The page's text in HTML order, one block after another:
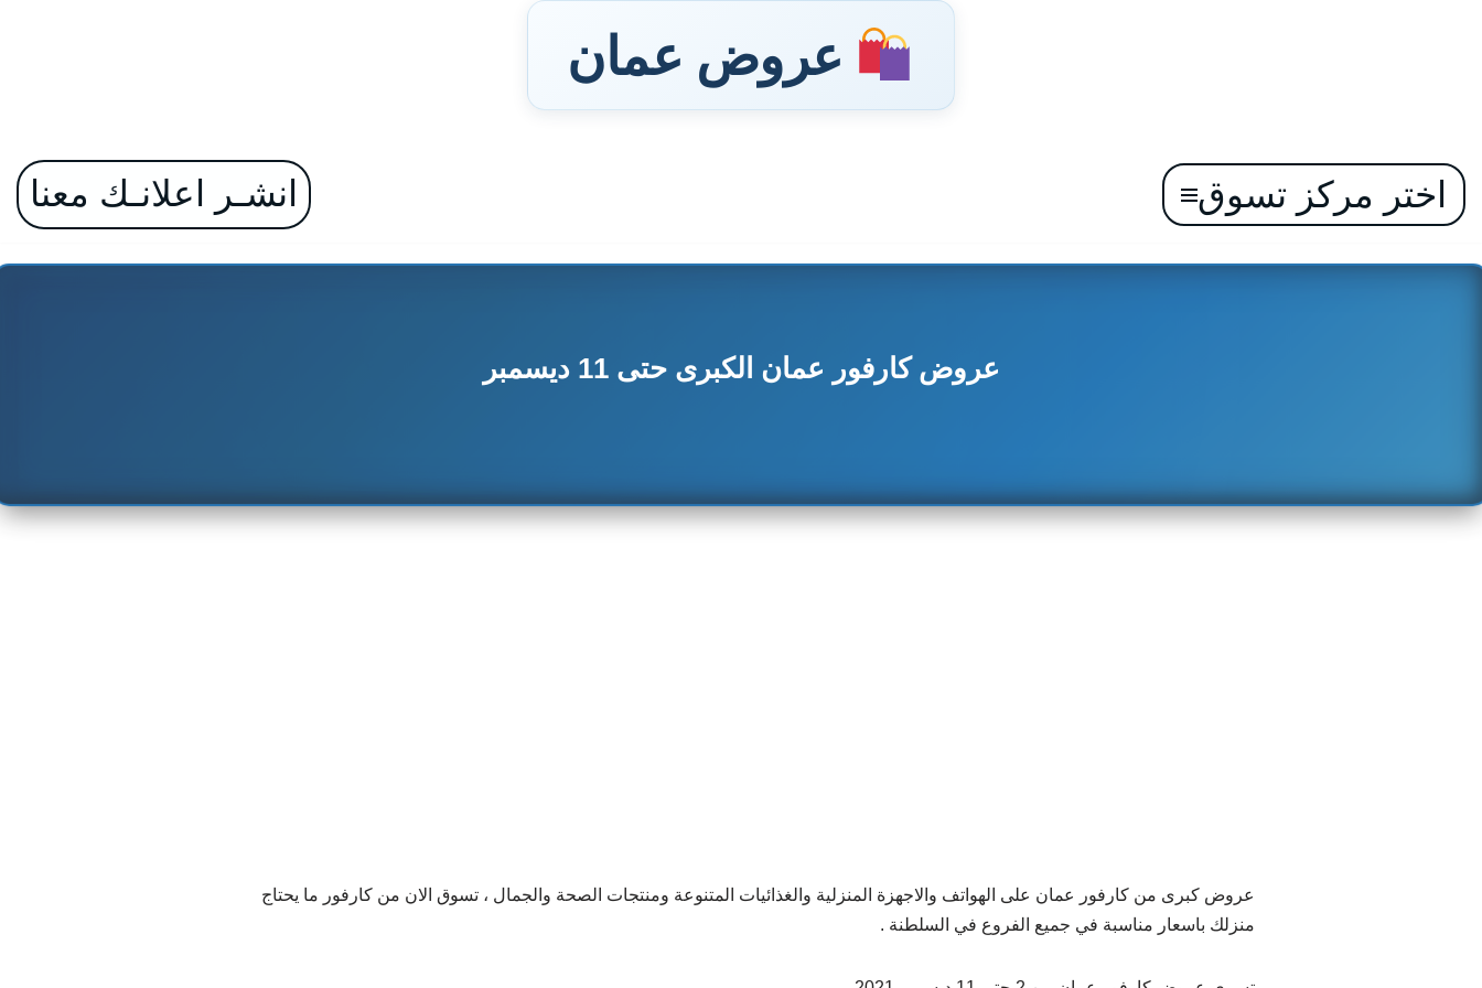
عروض عمان
تخطى
المحتوى
اختر مركز تسوق انشـر اعلانـك معنا
عروض كارفور عمان الكبرى حتى 11 ديسمبر
عروض كبرى من كارفور عمان على الهواتف والاجهزة المنزلية والغذائيات المتنوعة ومنتجات الصحة والجمال ، تسوق الان من كارفور ما يحتاج
منزلك باسعار مناسبة في جميع الفروع في السلطنة .